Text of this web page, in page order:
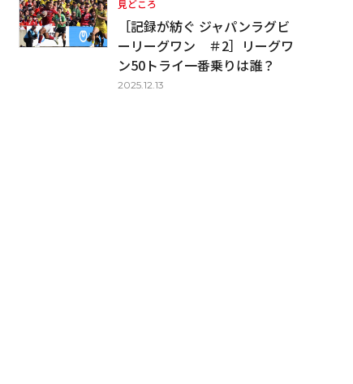
見どころ
［記録が紡ぐ ジャパンラグビ
ーリーグワン ＃2］リーグワ
ン50トライ一番乗りは誰？
2025.12.13